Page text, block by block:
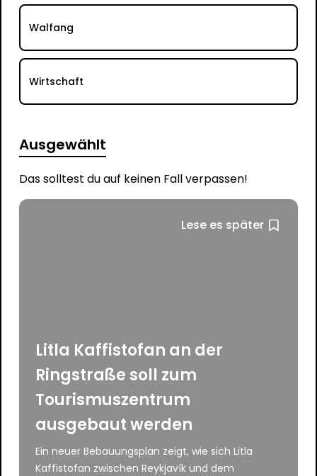
Walfang
Wirtschaft
Ausgewählt
Das solltest du auf keinen Fall verpassen!
Lese es später
Litla Kaffistofan an der
Ringstraße soll zum
Tourismuszentrum
ausgebaut werden
Ein neuer Bebauungsplan zeigt, wie sich Litla
Kaffistofan zwischen Reykjavík und dem